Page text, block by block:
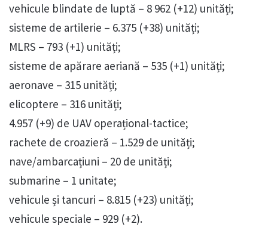
vehicule blindate de luptă – 8 962 (+12) unități;
sisteme de artilerie – 6.375 (+38) unități;
MLRS – 793 (+1) unități;
sisteme de apărare aeriană – 535 (+1) unități;
aeronave – 315 unități;
elicoptere – 316 unități;
4.957 (+9) de UAV operațional-tactice;
rachete de croazieră – 1.529 de unități;
nave/ambarcațiuni – 20 de unități;
submarine – 1 unitate;
vehicule și tancuri – 8.815 (+23) unități;
vehicule speciale – 929 (+2).